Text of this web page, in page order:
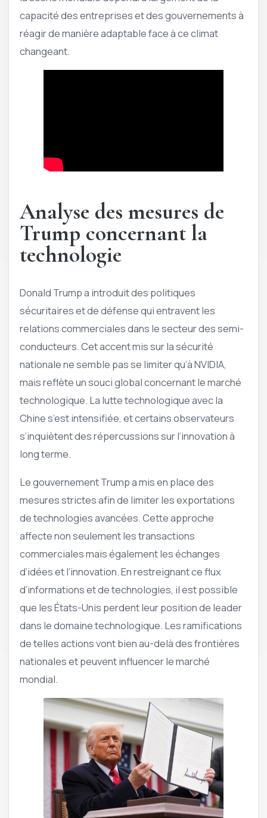
capacité des entreprises et des gouvernements à
réagir de manière adaptable face à ce climat
changeant.
Analyse des mesures de
Trump concernant la
technologie
Donald Trump a introduit des politiques
sécuritaires et de défense qui entravent les
relations commerciales dans le secteur des semi-
conducteurs. Cet accent mis sur la sécurité
nationale ne semble pas se limiter qu’à NVIDIA,
mais reflète un souci global concernant le marché
technologique. La lutte technologique avec la
Chine s’est intensifiée, et certains observateurs
s’inquiètent des répercussions sur l’innovation à
long terme.
Le gouvernement Trump a mis en place des
mesures strictes afin de limiter les exportations
de technologies avancées. Cette approche
affecte non seulement les transactions
commerciales mais également les échanges
d’idées et l’innovation. En restreignant ce flux
d’informations et de technologies, il est possible
que les États-Unis perdent leur position de leader
dans le domaine technologique. Les ramifications
de telles actions vont bien au-delà des frontières
nationales et peuvent influencer le marché
mondial.